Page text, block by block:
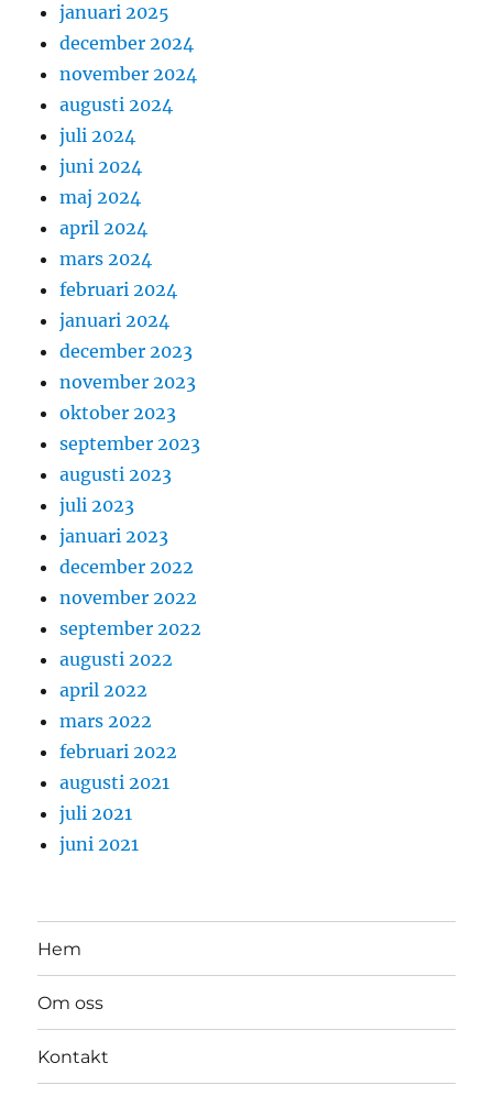
januari 2025
december 2024
november 2024
augusti 2024
juli 2024
juni 2024
maj 2024
april 2024
mars 2024
februari 2024
januari 2024
december 2023
november 2023
oktober 2023
september 2023
augusti 2023
juli 2023
januari 2023
december 2022
november 2022
september 2022
augusti 2022
april 2022
mars 2022
februari 2022
augusti 2021
juli 2021
juni 2021
Hem
Om oss
Kontakt